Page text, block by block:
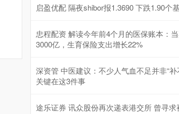
启盈优配 隔夜shibor报1.3690 下跌1.90个
忠程配资 解读今年前4个月的医保账本：
3000亿，生育保险支出增长22%
深资管 中医建议：不少人气血不足并非“补
关键在这3件事
途乐证券 讯众股份再次递表港交所 曾寻